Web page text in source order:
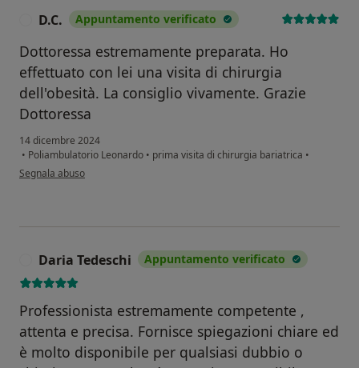
D.C. Appuntamento verificato
Dottoressa estremamente preparata. Ho
effettuato con lei una visita di chirurgia
dell'obesità. La consiglio vivamente. Grazie
Dottoressa
14 dicembre 2024
• Poliambulatorio Leonardo • prima visita di chirurgia bariatrica •
secondo l'opinione dell'utente D.C.
Segnala abuso
Daria Tedeschi Appuntamento verificato
Professionista estremamente competente ,
attenta e precisa. Fornisce spiegazioni chiare ed
è molto disponibile per qualsiasi dubbio o